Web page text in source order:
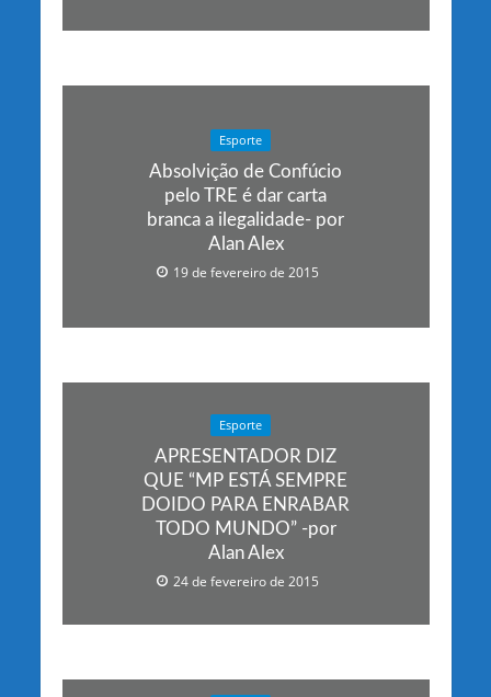
Esporte
Absolvição de Confúcio
pelo TRE é dar carta
branca a ilegalidade- por
Alan Alex
19 de fevereiro de 2015
Esporte
APRESENTADOR DIZ
QUE “MP ESTÁ SEMPRE
DOIDO PARA ENRABAR
TODO MUNDO” -por
Alan Alex
24 de fevereiro de 2015